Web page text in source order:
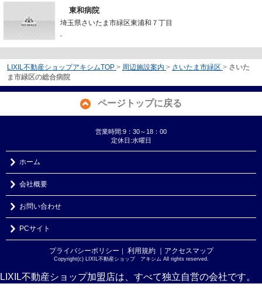
東和病院
埼玉県さいたま市緑区東浦和７丁目
-
LIXIL不動産ショップアキシムTOP > 周辺施設案内 > さいたま市緑区 > さいた
ま市緑区の総合病院
ページトップに戻る
営業時間:9：30～18：00
定休日:水曜日
ホーム
会社概要
お問い合わせ
PCサイト
プライバシーポリシー ｜ 利用規約 ｜アクセスマップ
Copyright(c) LIXIL不動産ショップ アキシム All rights reserved.
LIXIL不動産ショップ加盟店は、すべて独立自営の会社です。